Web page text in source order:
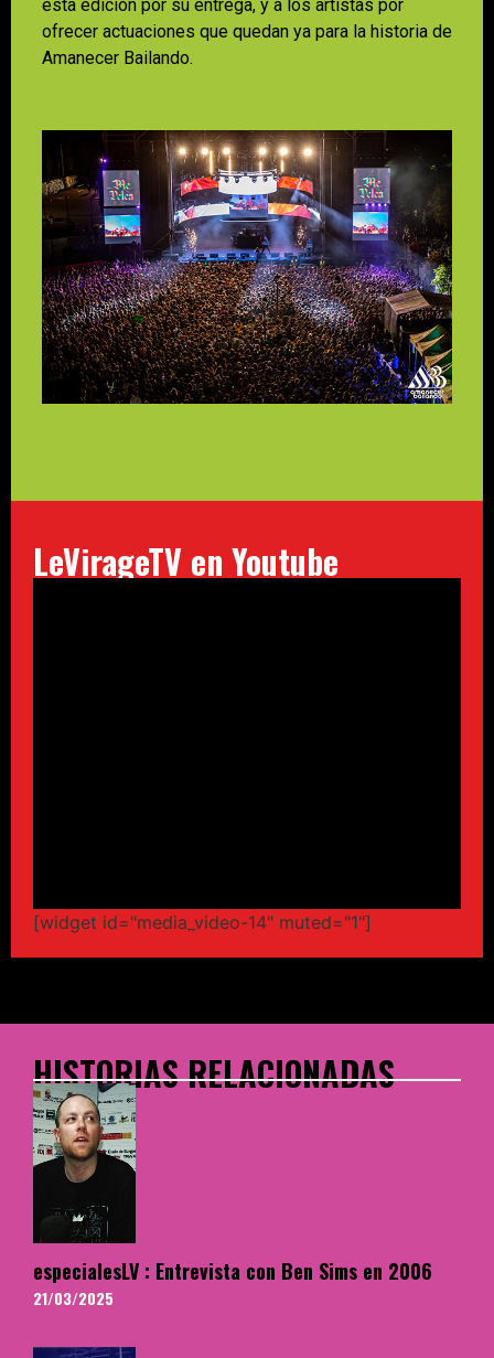
esta edición por su entrega, y a los artistas por
ofrecer actuaciones que quedan ya para la historia de
Amanecer Bailando.
LeVirageTV en Youtube
[widget id="media_video-14" muted="1"]
HISTORIAS RELACIONADAS
especialesLV : Entrevista con Ben Sims en 2006
21/03/2025